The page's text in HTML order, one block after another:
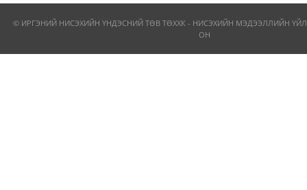
© ИРГЭНИЙ НИСЭХИЙН ҮНДЭСНИЙ ТӨВ ТӨХХК - НИСЭХИЙН МЭДЭЭЛЛИЙН
ОН